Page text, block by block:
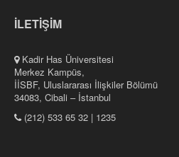
İLETİŞİM
Kadir Has Üniversitesi
Merkez Kampüs,
İİSBF, Uluslararası İlişkiler Bölümü
34083, Cibali – İstanbul
(212) 533 65 32 | 1235